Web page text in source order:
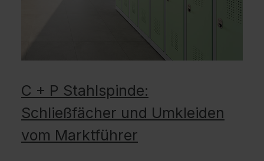
C + P Stahlspinde:
Schließfächer und Umkleiden
vom Marktführer